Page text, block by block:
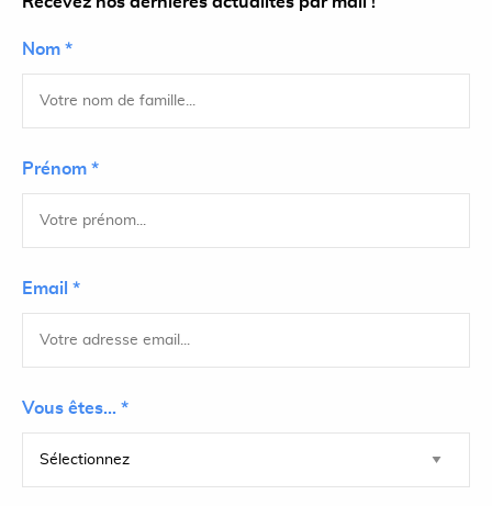
Nom *
Prénom *
Email *
Vous êtes... *